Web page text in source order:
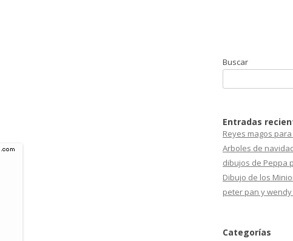
Buscar
Entradas
Reyes magos
Arboles de
dibujos de Peppa
Dibujo de los
peter pan y
Categorías